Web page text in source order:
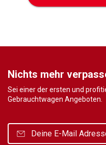
Nichts mehr
Sei einer der ersten und
Gebrauchtwagen Angeboten.